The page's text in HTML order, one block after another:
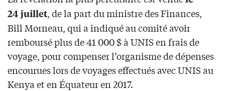
24 juillet, de la part du ministre des Finances,
Bill Morneau, qui a indiqué au comité avoir
remboursé plus de 41 000 $ à UNIS en frais de
voyage, pour compenser l’organisme de dépenses
encourues lors de voyages effectués avec UNIS au
Kenya et en Équateur en 2017.